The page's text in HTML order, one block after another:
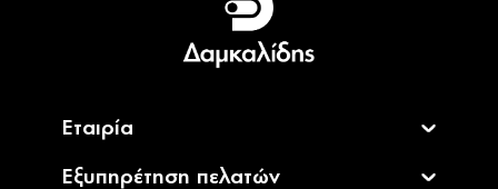
English
Εταιρία
Εξυπηρέτηση πελατών